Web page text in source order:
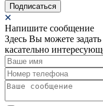
Подписаться
Напишите сообщение
Здесь Вы можете
касательно